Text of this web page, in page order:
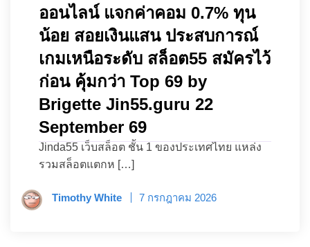
ออนไลน์ แจกค่าคอม 0.7% ทุน
น้อย สอยเงินแสน ประสบการณ์
เกมเหนือระดับ สล็อต55 สมัครไว้
ก่อน คุ้มกว่า Top 69 by
Brigette Jin55.guru 22
September 69
Jinda55 เว็บสล็อต ชั้น 1 ของประเทศไทย แหล่ง
รวมสล็อตแตกห […]
Timothy White 7 กรกฎาคม 2026